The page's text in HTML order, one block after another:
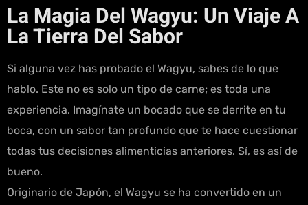
La Magia Del Wagyu: Un Viaje A
La Tierra Del Sabor
Si alguna vez has probado el Wagyu, sabes de lo que
hablo. Este no es solo un tipo de carne; es toda una
experiencia. Imagínate un bocado que se derrite en tu
boca, con un sabor tan profundo que te hace cuestionar
todas tus decisiones alimenticias anteriores. Sí, es así de
bueno.
Originario de Japón, el Wagyu se ha convertido en un